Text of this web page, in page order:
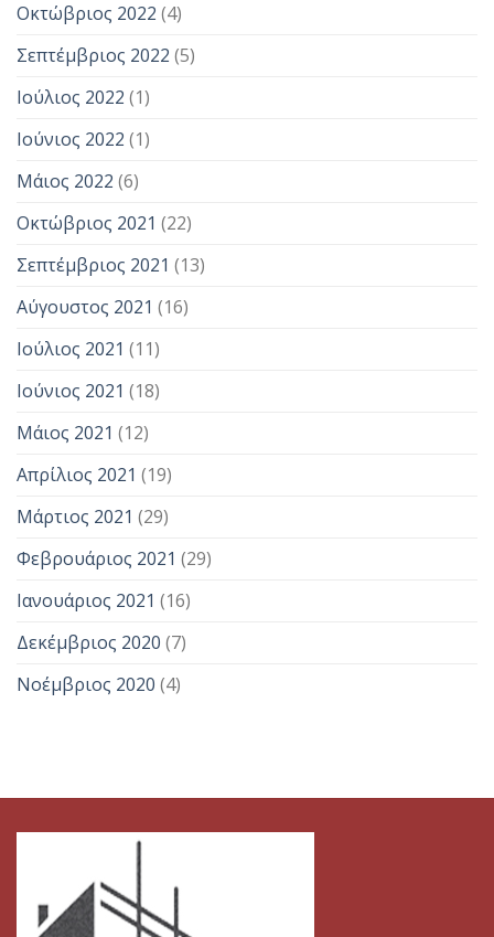
Οκτώβριος 2022 (4)
Σεπτέμβριος 2022 (5)
Ιούλιος 2022 (1)
Ιούνιος 2022 (1)
Μάιος 2022 (6)
Οκτώβριος 2021 (22)
Σεπτέμβριος 2021 (13)
Αύγουστος 2021 (16)
Ιούλιος 2021 (11)
Ιούνιος 2021 (18)
Μάιος 2021 (12)
Απρίλιος 2021 (19)
Μάρτιος 2021 (29)
Φεβρουάριος 2021 (29)
Ιανουάριος 2021 (16)
Δεκέμβριος 2020 (7)
Νοέμβριος 2020 (4)